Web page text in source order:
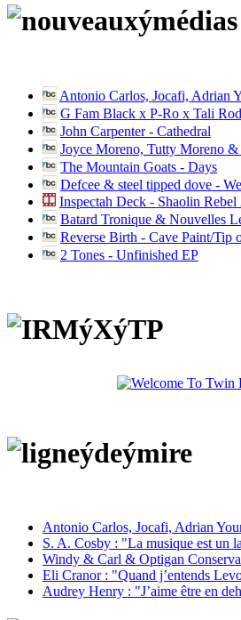
Antonio Carlos, Jocafi, Adrian
G Fam Black x P-Ro x Tali
John Carpenter - Cathedral
Joyce Moreno, Tutty Moreno
The Mountain Goats - Days
Defcee & steel tipped dove -
Inspectah Deck - Shaolin
Batard Tronique & Nouvelles
Reverse Birth - Cave Paint/Tip
2 Tones - Unfinished EP
Antonio Carlos, Jocafi, Adrian
S. A. Cosby : "La musique est un
Windy & Carl & Optigan
Eli Cranor : "Quand j’entends
Audrey Henry : "J’aime être en